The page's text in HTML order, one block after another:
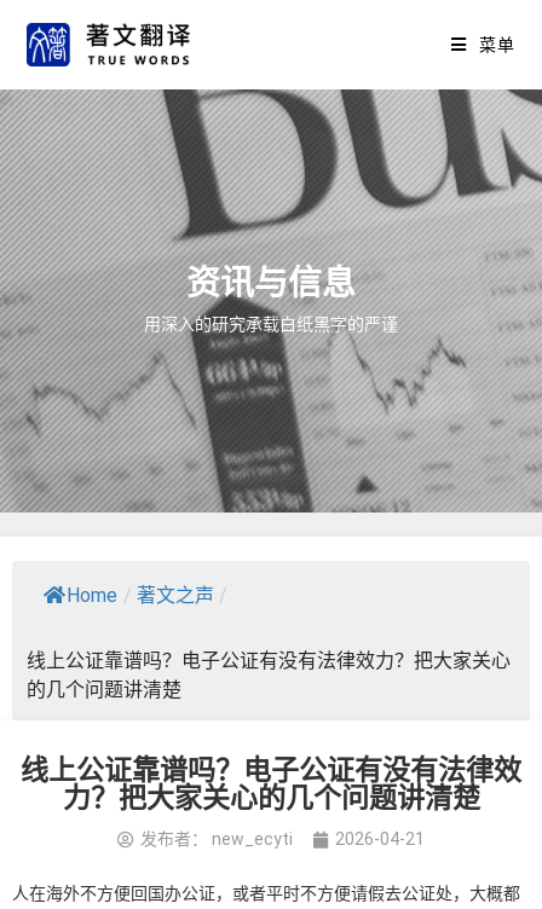
菜单
资讯与信息
用深入的研究承载白纸黑字的严谨
Home / 著文之声 /
线上公证靠谱吗？电子公证有没有法律效力？把大家关心
的几个问题讲清楚
线上公证靠谱吗？电子公证有没有法律效
力？把大家关心的几个问题讲清楚
发布者： new_ecyti 2026-04-21
人在海外不方便回国办公证，或者平时不方便请假去公证处，大概都